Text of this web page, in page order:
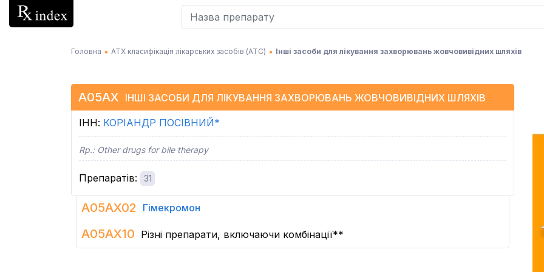
Головна АТХ класифікація лікарських засобів (АТC) Інші засоби для лікування захворювань жовчовивідних шляхів
A05AX ІНШІ ЗАСОБИ ДЛЯ ЛІКУВАННЯ ЗАХВОРЮВАНЬ ЖОВЧОВИВІДНИХ ШЛЯХІВ
ІНН: КОРІАНДР ПОСІВНИЙ*
Rp.: Other drugs for bile therapy
Препаратів: 31
A05AX02 Гімекромон
A05AX10 Різні препарати, включаючи комбінації**